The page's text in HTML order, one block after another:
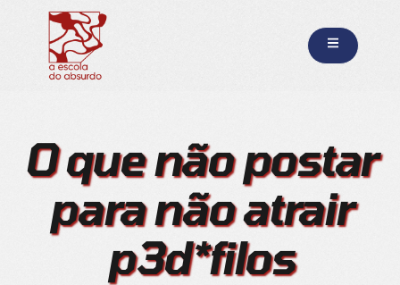
O que não postar
para não atrair
p3d*filos